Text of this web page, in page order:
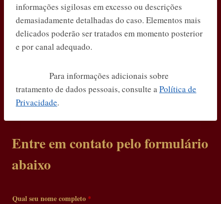
informações sigilosas em excesso ou descrições
demasiadamente detalhadas do caso. Elementos mais
delicados poderão ser tratados em momento posterior
e por canal adequado.
Para informações adicionais sobre
tratamento de dados pessoais, consulte aPolítica de
Privacidade.
Entre em contato pelo formulário
abaixo
Qual seu nome completo *